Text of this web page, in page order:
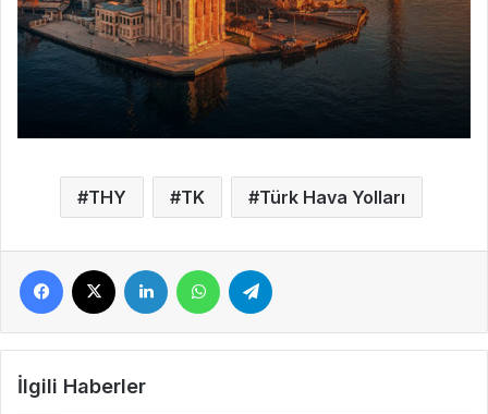
THY TK Türk Hava Yolları
Facebook LinkedIn WhatsApp
İlgili Haberler